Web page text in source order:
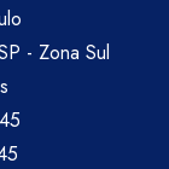
- Zona Sul